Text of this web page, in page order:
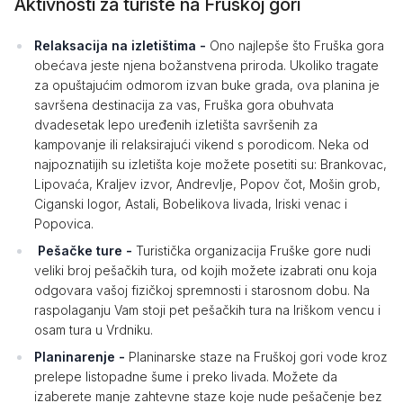
Relaksacija na izletištima - Ono najlepše što Fruška gora
obećava jeste njena božanstvena priroda. Ukoliko tragate
za opuštajućim odmorom izvan buke grada, ova planina je
savršena destinacija za vas, Fruška gora obuhvata
dvadesetak lepo uređenih izletišta savršenih za
kampovanje ili relaksirajući vikend s porodicom. Neka od
najpoznatijih su izletišta koje možete posetiti su: Brankovac,
Lipovaća, Kraljev izvor, Andrevlje, Popov čot, Mošin grob,
Ciganski logor, Astali, Bobelikova livada, Iriski venac i
Popovica.
Pešačke ture - Turistička organizacija Fruške gore nudi
veliki broj pešačkih tura, od kojih možete izabrati onu koja
odgovara vašoj fizičkoj spremnosti i starosnom dobu. Na
raspolaganju Vam stoji pet pešačkih tura na Iriškom vencu i
osam tura u Vrdniku.
Planinarenje - Planinarske staze na Fruškoj gori vode kroz
prelepe listopadne šume i preko livada. Možete da
izaberete manje zahtevne staze koje nude pešačenje bez